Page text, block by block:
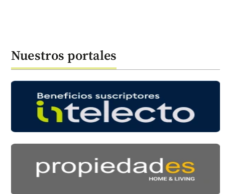
Nuestros portales